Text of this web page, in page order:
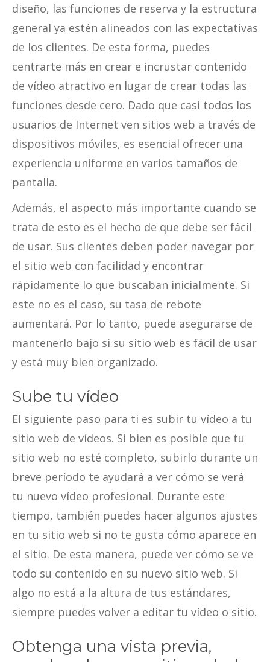
diseño, las funciones de reserva y la estructura
general ya estén alineados con las expectativas
de los clientes. De esta forma, puedes
centrarte más en crear e incrustar contenido
de vídeo atractivo en lugar de crear todas las
funciones desde cero. Dado que casi todos los
usuarios de Internet ven sitios web a través de
dispositivos móviles, es esencial ofrecer una
experiencia uniforme en varios tamaños de
pantalla.
Además, el aspecto más importante cuando se
trata de esto es el hecho de que debe ser fácil
de usar. Sus clientes deben poder navegar por
el sitio web con facilidad y encontrar
rápidamente lo que buscaban inicialmente. Si
este no es el caso, su tasa de rebote
aumentará. Por lo tanto, puede asegurarse de
mantenerlo bajo si su sitio web es fácil de usar
y está muy bien organizado.
Sube tu vídeo
El siguiente paso para ti es subir tu vídeo a tu
sitio web de vídeos. Si bien es posible que tu
sitio web no esté completo, subirlo durante un
breve período te ayudará a ver cómo se verá
tu nuevo vídeo profesional. Durante este
tiempo, también puedes hacer algunos ajustes
en tu sitio web si no te gusta cómo aparece en
el sitio. De esta manera, puede ver cómo se ve
todo su contenido en su nuevo sitio web. Si
algo no está a la altura de tus estándares,
siempre puedes volver a editar tu vídeo o sitio.
Obtenga una vista previa,